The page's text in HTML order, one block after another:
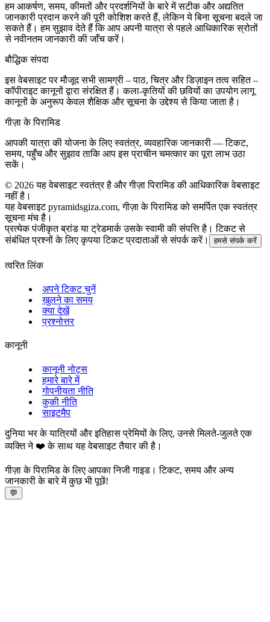
हम आकर्षण, समय, कीमतों और प्रदर्शनियों के बारे में सटीक और अद्यतित
जानकारी प्रदान करने की पूरी कोशिश करते हैं, लेकिन ये बिना सूचना बदले जा
सकते हैं। हम सुझाव देते हैं कि आप अपनी यात्रा से पहले आधिकारिक स्रोतों
से नवीनतम जानकारी की जाँच करें।
बौद्धिक संपदा
इस वेबसाइट पर मौजूद सभी सामग्री – पाठ, चित्र और डिज़ाइन तत्व सहित –
कॉपीराइट कानूनों द्वारा संरक्षित हैं। कला-कृतियों की छवियों का उपयोग लागू
कानूनों के अनुरूप केवल शैक्षिक और सूचना के उद्देश्य से किया जाता है।
गीज़ा के पिरामिड
आपकी यात्रा की योजना के लिए स्वतंत्र, व्यवहारिक जानकारी — टिकट,
समय, पहुँच और सुझाव ताकि आप इस प्राचीन चमत्कार का पूरा लाभ उठा
सकें।
© 2026 यह वेबसाइट स्वतंत्र है और गीज़ा पिरामिड की आधिकारिक वेबसाइट
नहीं है।
यह वेबसाइट pyramidsgiza.com, गीज़ा के पिरामिड को समर्पित एक स्वतंत्र
सूचना मंच है।
प्रत्येक पंजीकृत ब्रांड या ट्रेडमार्क उसके स्वामी की संपत्ति है। टिकट से
संबंधित प्रश्नों के लिए कृपया टिकट प्रदाताओं से संपर्क करें।
हमसे संपर्क करें
त्वरित लिंक
अपने टिकट चुनें
खुलने का समय
क्या देखें
प्रश्नोत्तर
कानूनी
कानूनी नोट्स
हमारे बारे में
गोपनीयता नीति
कुकी नीति
साइटमैप
दुनिया भर के यात्रियों और इतिहास प्रेमियों के लिए, उनसे मिलते-जुलते एक
व्यक्ति ने ❤️ के साथ यह वेबसाइट तैयार की है।
गीज़ा के पिरामिड के लिए आपका निजी गाइड। टिकट, समय और अन्य
जानकारी के बारे में कुछ भी पूछें!
💬